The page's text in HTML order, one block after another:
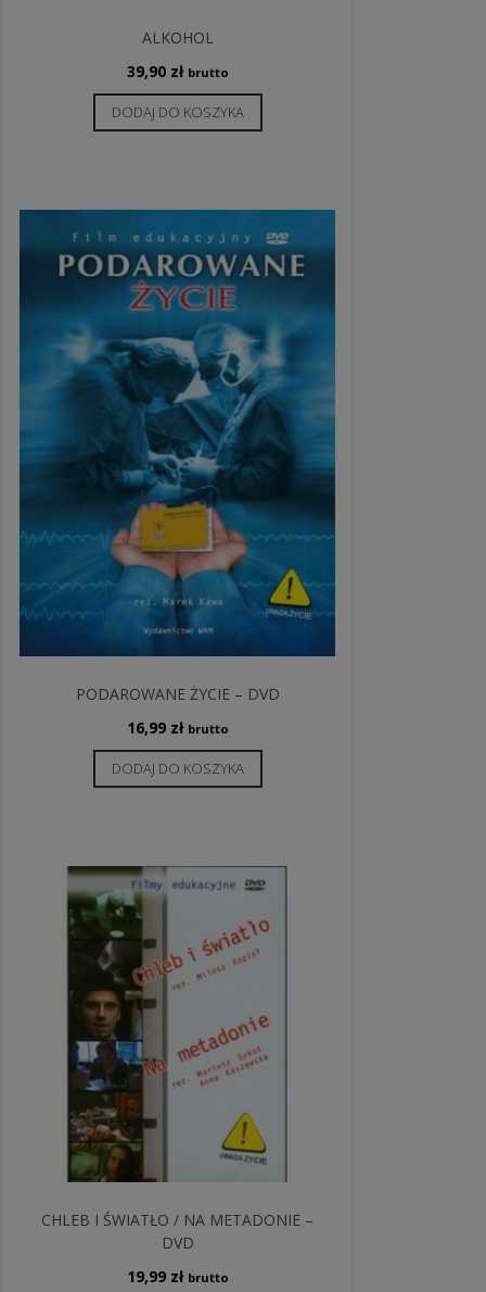
ALKOHOL
39,90 zł brutto
DODAJ DO KOSZYKA
PODAROWANE ŻYCIE – DVD
16,99 zł brutto
DODAJ DO KOSZYKA
CHLEB I ŚWIATŁO / NA METADONIE –
DVD
19,99 zł brutto